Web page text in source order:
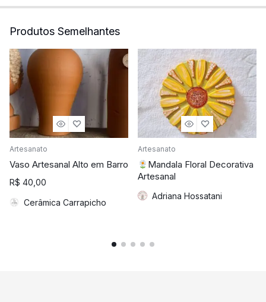
Produtos Semelhantes
Artesanato
Vaso Artesanal Alto em Barro
R$ 40,00
Cerâmica Carrapicho
Artesanato
Mandala Floral Decorativa
Artesanal
Adriana Hossatani